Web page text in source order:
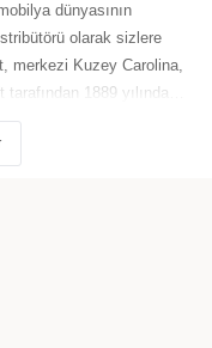
dünyasının
olarak sizlere
merkezi Kuzey Carolina,
1889 yılında
yıl öncesine
tasarımları ile